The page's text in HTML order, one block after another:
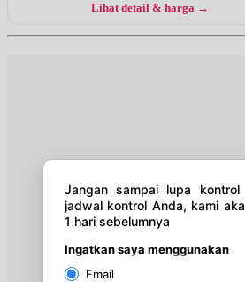
Senin, 24/08/2026
Jam 18:00 - 20:00
Jam 18:00 - 20:00
Lihat detail & harga →